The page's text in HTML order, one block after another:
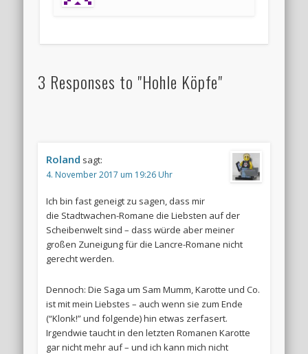
3 Responses to "Hohle Köpfe"
Roland sagt:
4. November 2017 um 19:26 Uhr
Ich bin fast geneigt zu sagen, dass mir
die Stadtwachen-Romane die Liebsten auf der
Scheibenwelt sind – dass würde aber meiner
großen Zuneigung für die Lancre-Romane nicht
gerecht werden.
Dennoch: Die Saga um Sam Mumm, Karotte und Co.
ist mit mein Liebstes – auch wenn sie zum Ende
(“Klonk!” und folgende) hin etwas zerfasert.
Irgendwie taucht in den letzten Romanen Karotte
gar nicht mehr auf – und ich kann mich nicht